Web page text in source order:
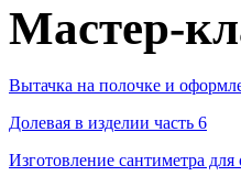
Мастер-
Вытачка на полочке и
Долевая в изделии часть 6
Изготовление сантиметра